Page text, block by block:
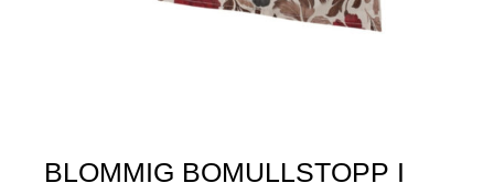
BLOMMIG BOMULLSTOPP I